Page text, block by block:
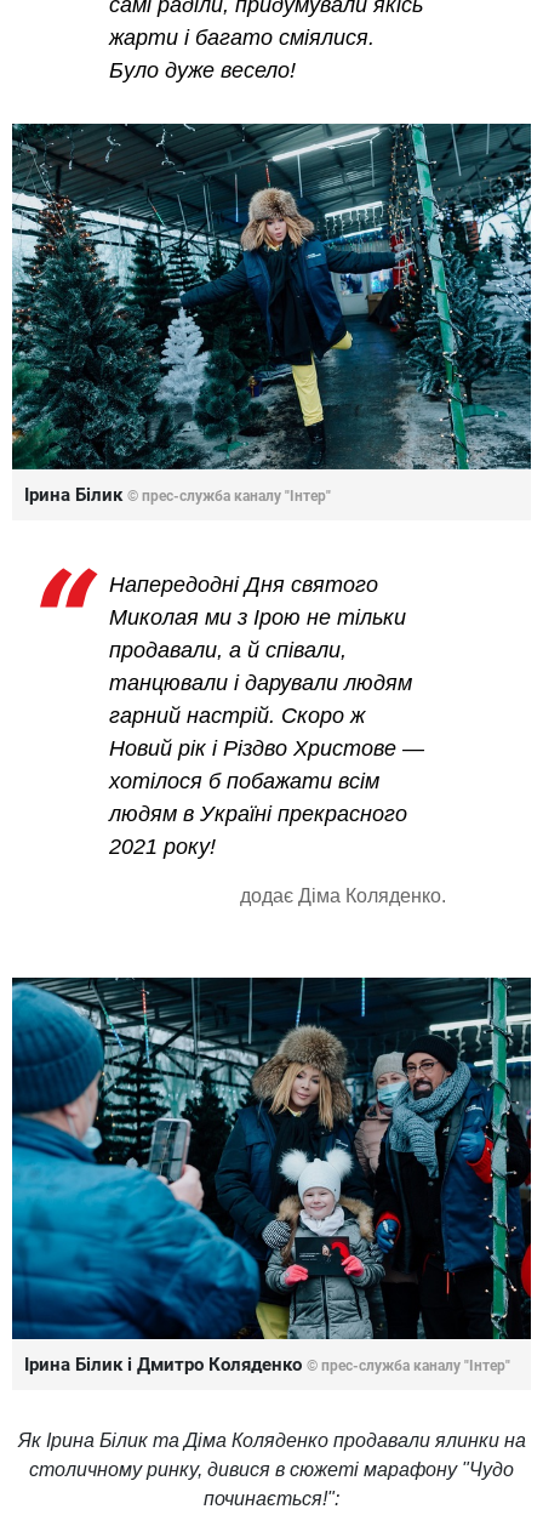
самі раділи, придумували якісь
жарти і багато сміялися.
Було дуже весело!
Ірина Білик © прес-служба каналу "Інтер"
Напередодні Дня святого
Миколая ми з Ірою не тільки
продавали, а й співали,
танцювали і дарували людям
гарний настрій. Скоро ж
Новий рік і Різдво Христове —
хотілося б побажати всім
людям в Україні прекрасного
2021 року!
додає Діма Коляденко.
Ірина Білик і Дмитро Коляденко © прес-служба каналу "Інтер"
Як Ірина Білик та Діма Коляденко продавали ялинки на
столичному ринку, дивися в сюжеті марафону "Чудо
починається!":